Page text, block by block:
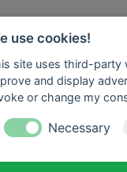
baumarkt.de
use cookies!
site uses third-party
and display
or change my
Necessary